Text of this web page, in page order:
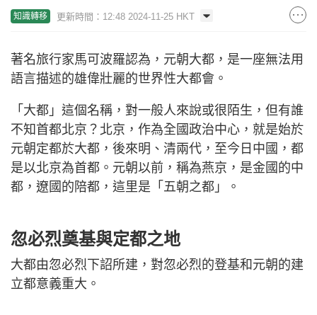
知識轉移 更新時間：12:48 2024-11-25 HKT
著名旅行家馬可波羅認為，元朝大都，是一座無法用
語言描述的雄偉壯麗的世界性大都會。
「大都」這個名稱，對一般人來說或很陌生，但有誰
不知首都北京？北京，作為全國政治中心，就是始於
元朝定都於大都，後來明、清兩代，至今日中國，都
是以北京為首都。元朝以前，稱為燕京，是金國的中
都，遼國的陪都，這里是「五朝之都」。
忽必烈奠基與定都之地
大都由忽必烈下詔所建，對忽必烈的登基和元朝的建
立都意義重大。